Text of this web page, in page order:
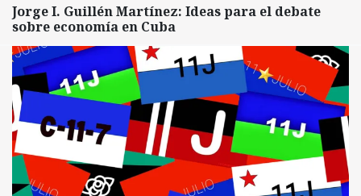
Jorge I. Guillén Martínez: Ideas para el debate
sobre economía en Cuba